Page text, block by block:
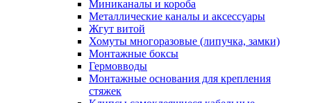
Миниканалы и короба
Металлические каналы и аксессуары
Жгут витой
Хомуты многоразовые (липучка, замки)
Монтажные боксы
Гермовводы
Монтажные основания для крепления
стяжек